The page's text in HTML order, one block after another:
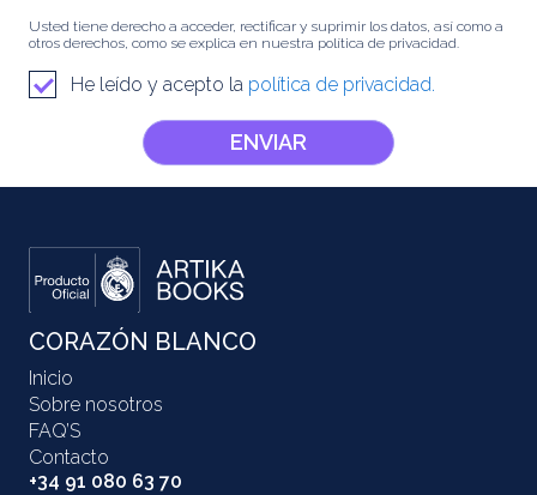
Usted tiene derecho a acceder, rectificar y suprimir los datos, así como a
otros derechos, como se explica en nuestra política de privacidad.
He leído y acepto la política de privacidad.
ENVIAR
CORAZÓN BLANCO
Inicio
Sobre nosotros
FAQ’S
Contacto
+34 91 080 63 70